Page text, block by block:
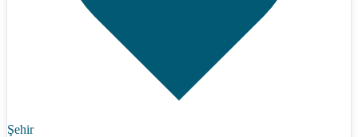
Şehir